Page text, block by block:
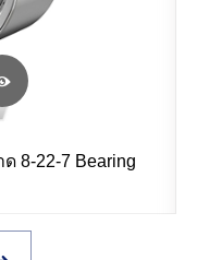
8-22-7 Bearing